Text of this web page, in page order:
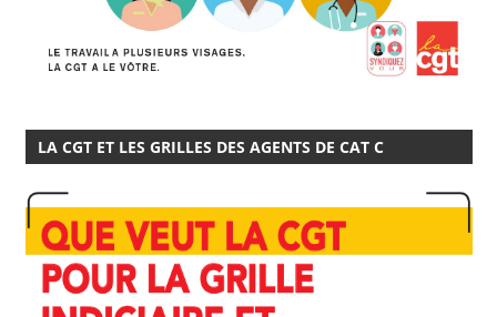
LA CGT ET LES GRILLES DES AGENTS DE CAT C